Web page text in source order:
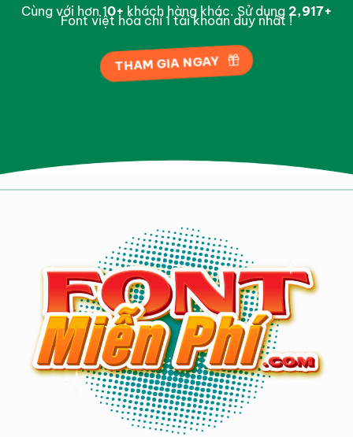
Cùng với hơn 10+khách hàng khác. Sử dụng 2,994+
Font việt hóa chỉ 1 tài khoản duy nhất !
THAM GIA NGAY